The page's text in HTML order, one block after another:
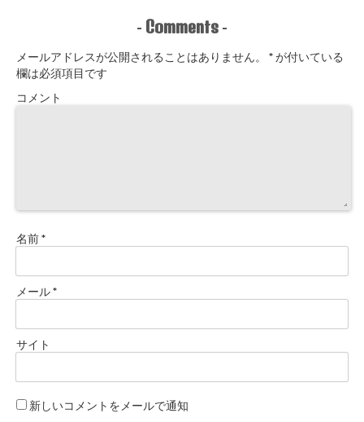
- Comments -
メールアドレスが公開されることはありません。 *が付いている
欄は必須項目です
コメント
名前*
メール*
サイト
新しいコメントをメールで通知